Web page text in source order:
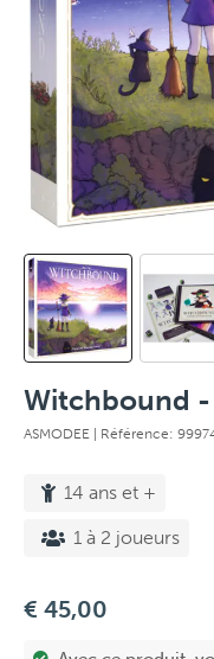
Witchbound -
ASMODEE | Référence:
14 ans et +
1 à 2 joueurs
€ 45,00